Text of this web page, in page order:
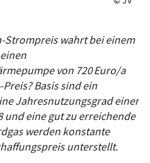
Strompreis wahrt bei einem
von 720 Euro/a
-Preis? Basis sind ein
Jahresnutzungsgrad einer
und eine gut zu erreichende
werden konstante
unterstellt.